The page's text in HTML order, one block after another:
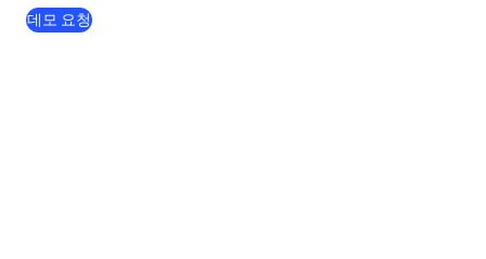
데모 요청